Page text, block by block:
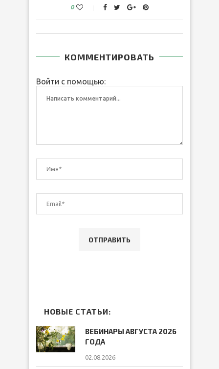
0
КОММЕНТИРОВАТЬ
Войти с помощью:
НОВЫЕ СТАТЬИ:
ВЕБИНАРЫ АВГУСТА 2026
ГОДА
02.08.2026